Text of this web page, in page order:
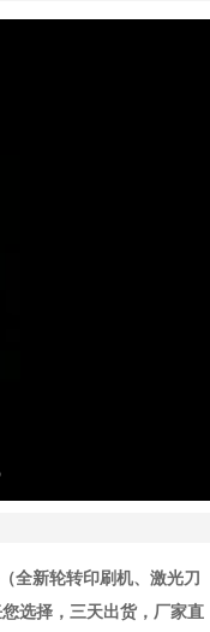
全新轮转印刷机、激光刀
选择，三天出货，厂家直